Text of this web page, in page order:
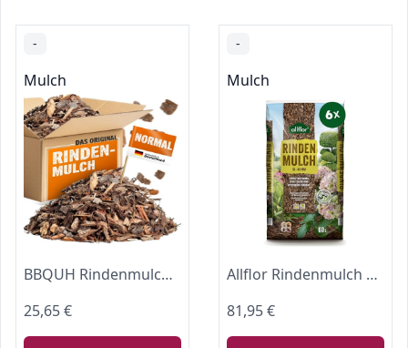
-
Mulch
BBQUH Rindenmulch 10–40 mm 120 L (2×60 L) aus Fichten- & Kiefernrinde
25,65 €
-
Mulch
Allflor Rindenmulch aus verschiedenen Nadelholzrinden I 60 Liter Beutel I Holzhackschnitzel für Garten I Gartenmulch gegen Unkraut
81,95 €